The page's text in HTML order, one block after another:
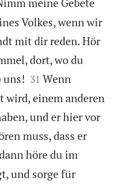
Volkes, wenn wir
mit dir reden. Hör
dort, wo du
uns! 

31 Wenn
wird, einem anderen
und er hier vor
muss, dass er
dann höre du im
und sorge für